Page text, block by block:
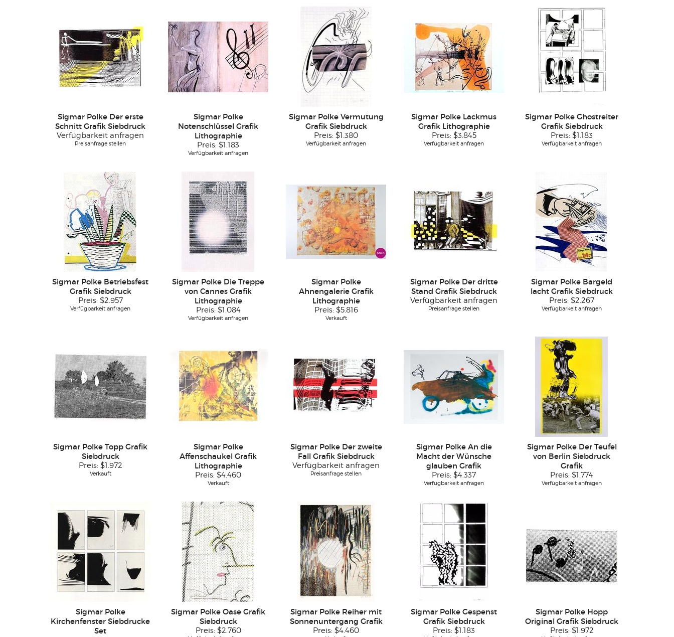
Sigmar Polke Der erste
Schnitt Grafik Siebdruck
Verfügbarkeit anfragen
Preisanfrage stellen
Sigmar Polke
Notenschlüssel Grafik
Lithographie
Preis: $1.183
Verfügbarkeit anfragen
Sigmar Polke Vermutung
Grafik Siebdruck
Preis: $1.380
Verfügbarkeit anfragen
Sigmar Polke Lackmus
Grafik Lithographie
Preis: $3.845
Verfügbarkeit anfragen
Sigmar Polke Ghostreiter
Grafik Siebdruck
Preis: $1.183
Verfügbarkeit anfragen
Sigmar Polke Betriebsfest
Grafik Siebdruck
Preis: $2.957
Verfügbarkeit anfragen
Sigmar Polke Die Treppe
von Cannes Grafik
Lithographie
Preis: $1.084
Verfügbarkeit anfragen
Sigmar Polke
Ahnengalerie Grafik
Lithographie
Preis: $5.816
Verkauft
Sigmar Polke Der dritte
Stand Grafik Siebdruck
Verfügbarkeit anfragen
Preisanfrage stellen
Sigmar Polke Bargeld
lacht Grafik Siebdruck
Preis: $2.267
Verfügbarkeit anfragen
Sigmar Polke Topp Grafik
Siebdruck
Preis: $1.972
Verkauft
Sigmar Polke
Affenschaukel Grafik
Lithographie
Preis: $4.460
Verkauft
Sigmar Polke Der zweite
Fall Grafik Siebdruck
Verfügbarkeit anfragen
Preisanfrage stellen
Sigmar Polke An die
Macht der Wünsche
glauben Grafik
Preis: $4.337
Verfügbarkeit anfragen
Sigmar Polke Der Teufel
von Berlin Siebdruck
Grafik
Preis: $1.774
Verfügbarkeit anfragen
Sigmar Polke
Kirchenfenster Siebdrucke
Set
Sigmar Polke Oase Grafik
Siebdruck
Preis: $2.760
Sigmar Polke Reiher mit
Sonnenuntergang Grafik
Preis: $4.460
Sigmar Polke Gespenst
Grafik Siebdruck
Preis: $1.183
Sigmar Polke Hopp
Original Grafik Siebdruck
Preis: $1.972